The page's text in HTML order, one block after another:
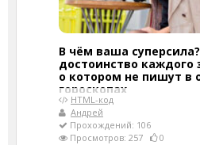
В чём ваша
достоинство каждого
о котором не пишут в
гороскопах
HTML-код
Андрей
Прохождений: 106
Просмотров: 257
0